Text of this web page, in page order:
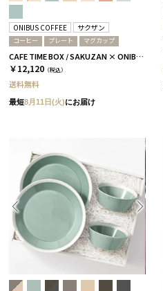
ONIBUS COFFEE サクザン
コーヒー プレート マグカップ
CAFE TIME BOX / SAKUZAN × ONIBUS COFFEE / スカイブルー＆アクアブルー
￥12,120 （税込）
送料無料
最短8月11日(火)にお届け